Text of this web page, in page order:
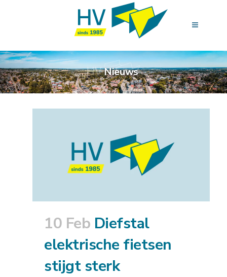
Nieuws
10 Feb Diefstal
elektrische fietsen
stijgt sterk